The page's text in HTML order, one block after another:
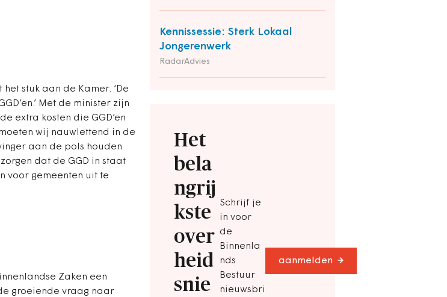
Kennissessie: Sterk Lokaal
Jongerenwerk
RadarAdvies
Het
bela
ngrij
kste
over
heid
snie
Schrijf je
in voor
de
Binnenla
nds
Bestuur
nieuwsbri
aanmelden
stuk aan de Kamer. ‘De
Met de minister zijn
extra kosten die GGD’en
wij nauwlettend in de
aan de pols houden
dat de GGD in staat
voor gemeenten uit te
Zaken een
groeiende vraag naar